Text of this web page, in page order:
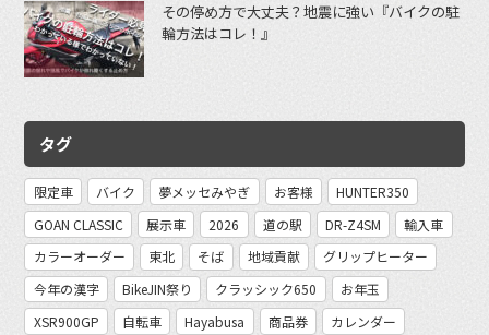
その停め方で大丈夫？地震に強い『バイクの駐
輪方法はコレ！』
タグ
限定車 バイク 夢メッセみやぎ お客様
HUNTER350
GOAN CLASSIC
展示車 2026 道の駅 DR-Z4SM
輸入車
カラーオーダー
東北 そば 地域貢献
グリップヒーター
今年の漢字
BikeJIN祭り クラッシック650
お年玉
XSR900GP
自転車 Hayabusa 商品券
カレンダー